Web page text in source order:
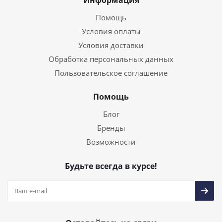
Помощь
Условия оплаты
Условия доставки
Обработка персональных данных
Пользовательское соглашение
Помощь
Блог
Бренды
Возможности
Будьте всегда в курсе!